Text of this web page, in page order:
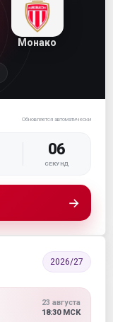
Монако
Обновляется автоматически
04
СЕКУНД
→
2026/27
23 августа
18:30 МСК